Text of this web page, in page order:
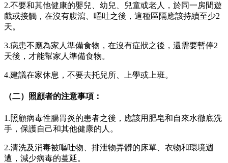
2.不要和其他健康的嬰兒、幼兒、兒童或老人，於同一房間遊
戲或接觸，在沒有腹瀉、嘔吐之後，這種區隔應該持續至少2
天。
3.病患不應為家人準備食物，在沒有症狀之後，還需要暫停2
天後，才能幫家人準備食物。
4.建議在家休息，不要去托兒所、上學或上班。
（二）照顧者的注意事項：
1.照顧病毒性腸胃炎的患者之後，應該用肥皂和自來水徹底洗
手，保護自己和其他健康的人。
2.清洗及消毒被嘔吐物、排泄物弄髒的床單、衣物和環境週
遭，減少病毒的蔓延。